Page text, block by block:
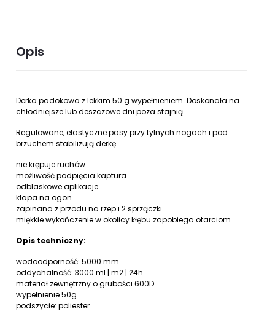
Opis
Derka padokowa z lekkim 50 g wypełnieniem. Doskonała na
chłodniejsze lub deszczowe dni poza stajnią.
Regulowane, elastyczne pasy przy tylnych nogach i pod
brzuchem stabilizują derkę.
nie krępuje ruchów
możliwość podpięcia kaptura
odblaskowe aplikacje
klapa na ogon
zapinana z przodu na rzep i 2 sprzączki
miękkie wykończenie w okolicy kłębu zapobiega otarciom
Opis techniczny:
wodoodporność: 5000 mm
oddychalność: 3000 ml | m2 | 24h
materiał zewnętrzny o grubości 600D
wypełnienie 50g
podszycie: poliester